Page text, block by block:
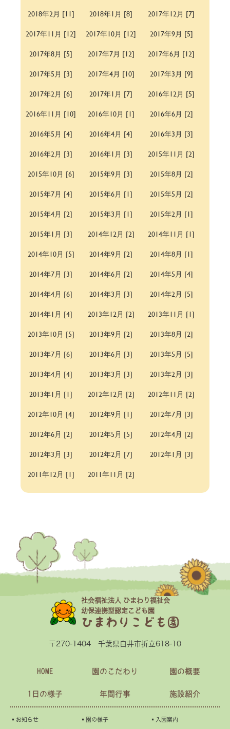
2018年2月 [11]
2018年1月 [8]
2017年12月 [7]
2017年11月 [12]
2017年10月 [12]
2017年9月 [5]
2017年8月 [5]
2017年7月 [12]
2017年6月 [12]
2017年5月 [3]
2017年4月 [10]
2017年3月 [9]
2017年2月 [6]
2017年1月 [7]
2016年12月 [5]
2016年11月 [10]
2016年10月 [1]
2016年6月 [2]
2016年5月 [4]
2016年4月 [4]
2016年3月 [3]
2016年2月 [3]
2016年1月 [3]
2015年11月 [2]
2015年10月 [6]
2015年9月 [3]
2015年8月 [2]
2015年7月 [4]
2015年6月 [1]
2015年5月 [2]
2015年4月 [2]
2015年3月 [1]
2015年2月 [1]
2015年1月 [3]
2014年12月 [2]
2014年11月 [1]
2014年10月 [5]
2014年9月 [2]
2014年8月 [1]
2014年7月 [3]
2014年6月 [2]
2014年5月 [4]
2014年4月 [6]
2014年3月 [3]
2014年2月 [5]
2014年1月 [4]
2013年12月 [2]
2013年11月 [1]
2013年10月 [5]
2013年9月 [2]
2013年8月 [2]
2013年7月 [6]
2013年6月 [3]
2013年5月 [5]
2013年4月 [4]
2013年3月 [3]
2013年2月 [3]
2013年1月 [1]
2012年12月 [2]
2012年11月 [2]
2012年10月 [4]
2012年9月 [1]
2012年7月 [3]
2012年6月 [2]
2012年5月 [5]
2012年4月 [2]
2012年3月 [3]
2012年2月 [7]
2012年1月 [3]
2011年12月 [1]
2011年11月 [2]
社会福祉法人 ひまわり福祉会
幼保連携型認定こども園
ひまわりこども園
〒270-1404 千葉県白井市折立618-10
HOME 園のこだわり 園の概要
1日の様子 年間行事 施設紹介
▪︎お知らせ ▪︎園の様子 ▪︎入園案内